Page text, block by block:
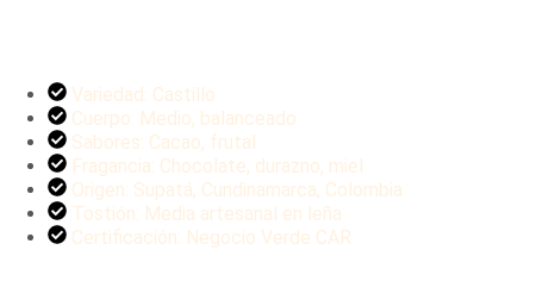
Variedad: Castillo
Cuerpo: Medio, balanceado
Sabores: Cacao, frutal
Fragancia: Chocolate, durazno, miel
Origen: Supatá, Cundinamarca, Colombia
Tostión: Media artesanal en leña
Certificación: Negocio Verde CAR